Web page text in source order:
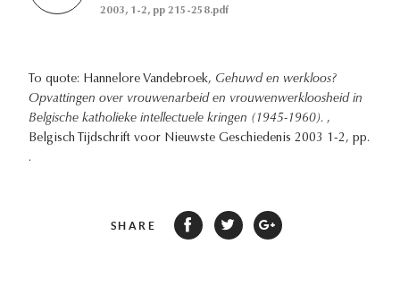
2003, 1-2, pp 215-258.pdf
To quote: Hannelore Vandebroek, Gehuwd en werkloos?
Opvattingen over vrouwenarbeid en vrouwenwerkloosheid in
Belgische katholieke intellectuele kringen (1945-1960). ,
Belgisch Tijdschrift voor Nieuwste Geschiedenis 2003 1-2, pp.
.
SHARE